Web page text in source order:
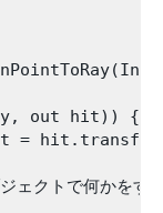
out hit)) {
=
ェクトで何かをす